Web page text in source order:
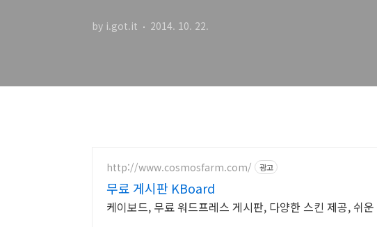
by i.got.it 2014. 10. 22.
http://www.cosmosfarm.com/ 광고
무료 게시판 KBoard
케이보드, 무료 워드프레스 게시판, 다양한 스킨 제공, 쉬운